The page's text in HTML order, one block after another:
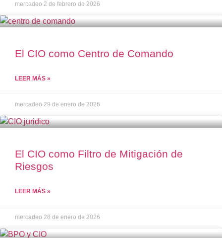
mercadeo 2 de febrero de 2026
El CIO como Centro de Comando
LEER MÁS »
mercadeo 29 de enero de 2026
El CIO como Filtro de Mitigación de
Riesgos
LEER MÁS »
mercadeo 28 de enero de 2026